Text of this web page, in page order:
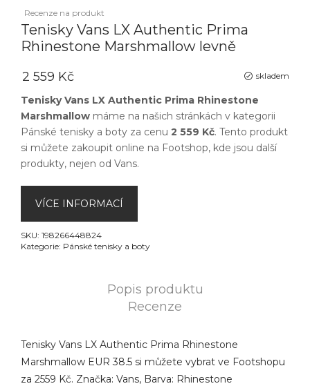
Recenze na produkt
Tenisky Vans LX Authentic Prima
Rhinestone Marshmallow levně
skladem
2 559 Kč
Tenisky Vans LX Authentic Prima Rhinestone
Marshmallow máme na našich stránkách v kategorii
Pánské tenisky a boty za cenu 2 559 Kč. Tento produkt
si můžete zakoupit online na Footshop, kde jsou další
produkty, nejen od Vans.
VÍCE INFORMACÍ
SKU: 198266448824
Kategorie: Pánské tenisky a boty
Popis produktu
Recenze
Tenisky Vans LX Authentic Prima Rhinestone
Marshmallow EUR 38.5 si můžete vybrat ve Footshopu
za 2559 Kč. Značka: Vans, Barva: Rhinestone